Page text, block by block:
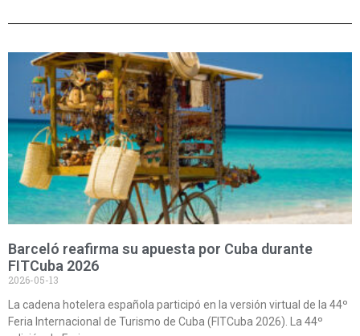
Barceló reafirma su apuesta por Cuba durante
FITCuba 2026
2026-05-13
La cadena hotelera española participó en la versión virtual de la 44º
Feria Internacional de Turismo de Cuba (FITCuba 2026). La 44º